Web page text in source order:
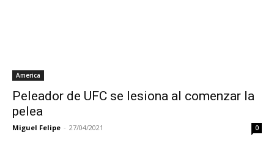
America
Peleador de UFC se lesiona al comenzar la
pelea
Miguel Felipe - 27/04/2021 0